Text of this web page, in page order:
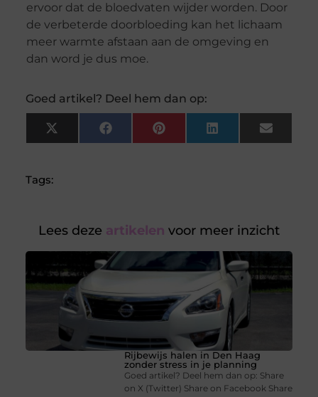
ervoor dat de bloedvaten wijder worden. Door
de verbeterde doorbloeding kan het lichaam
meer warmte afstaan aan de omgeving en
dan word je dus moe.
Goed artikel? Deel hem dan op:
X
(Twitter)
FacebookPinterest LinkedIn Email
Tags:
Lees deze artikelen voor meer inzicht
Rijbewijs halen in Den Haag
zonder stress in je planning
Goed artikel? Deel hem dan op: Share
on X (Twitter) Share on Facebook Share